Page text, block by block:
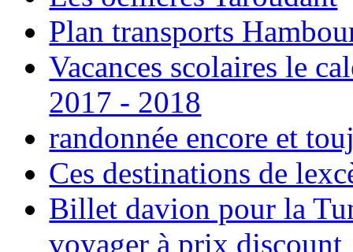
Plan transports
Vacances scolaires le
2017 - 2018
randonnée encore et
Ces destinations de
Billet davion pour la
voyager à prix discount